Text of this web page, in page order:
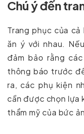
Chú ý đến
Trang phục của
ăn ý với nhau.
đảm bảo rằng
thông báo trước
ra, các phụ kiện
cần được chọn lựa
thẩm mỹ của bức